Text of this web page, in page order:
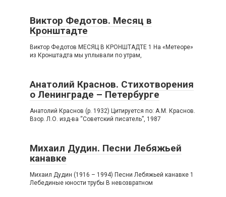
Виктор Федотов. Месяц в
Кронштадте
Виктор Федотов МЕСЯЦ В КРОНШТАДТЕ 1 На «Метеоре»
из Кронштадта мы уплывали по утрам,
Анатолий Краснов. Стихотворения
о Ленинграде – Петербурге
Анатолий Краснов (р. 1932) Цитируется по: А.М. Краснов.
Взор. Л.О. изд-ва “Советский писатель”, 1987
Михаил Дудин. Песни Лебяжьей
канавке
Михаил Дудин (1916 – 1994) Песни Лебяжьей канавке 1
Лебединые юности трубы В невозвратном